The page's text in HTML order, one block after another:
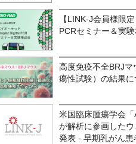
【LINK-J会員様限
PCRセミナー＆実
高度免疫不全BRJ
瘍性試験）の結果に
米国臨床腫瘍学会
が解析に参画した
発表 - 早期乳がん